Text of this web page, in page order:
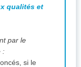
qualités et
par le
:
si le